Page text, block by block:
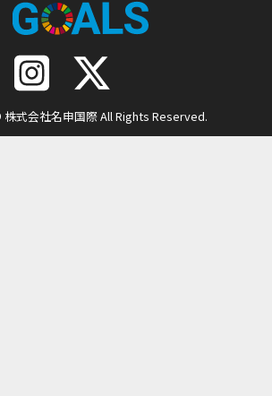
式会社名申国際 All Rights Reserved.